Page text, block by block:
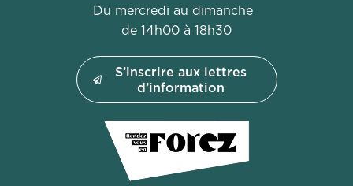
Du mercredi au dimanche
de 14h00 à 18h30
S’inscrire aux lettres
d’information